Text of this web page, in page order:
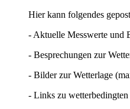
Hier kann folgendes
- Aktuelle Messwerte und
- Besprechungen zur
- Bilder zur Wetterlage
- Links zu